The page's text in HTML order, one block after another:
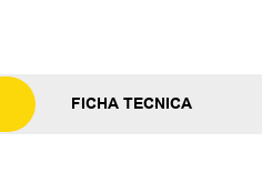
FICHA TECNICA